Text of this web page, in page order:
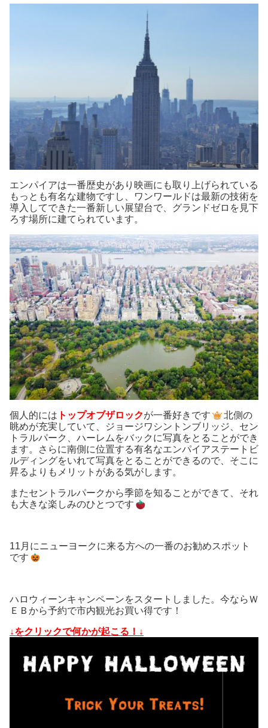
エンパイアは一番歴史があり映画にも取り上げられている
もっとも有名な建物ですし、ワンワールドは最新の技術を
導入してできた一番新しい展望台で、グランドゼロを見下
ろす場所に建てられています。
個人的には トップオブザロックが一番好きです
北側の
眺めが充実していて、ジョージワシントンブリッジ、セン
トラルパーク、ハーレムをバックに写真をとることができ
ます。さらに南側に位置する有名なエンパイアステートビ
ルディングをいれて写真をとることができるので、そこに
昇るよりもメリットがある気がします。
またセントラルパークから季節を知ることができて、それ
も大きな楽しみのひとつです
11月にニューヨークに来る方への一番のお勧めスポット
です
ハロウィーンキャンペーンをスタートしました。今ならＷ
ＥＢから予約で市内観光お買い得です！
↓をクリックで何かが起こる！↓